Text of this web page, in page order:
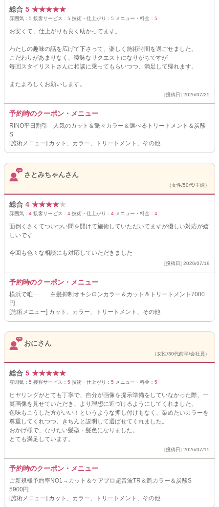
総合 5 ★★★★★
雰囲気： 5 接客サービス： 5 技術・仕上がり： 5 メニュー・料金： 5
お安くて、仕上がりも良く助かってます。
わたしの趣味の話を広げて下さって、楽しく施術時間を過ごせました。
こだわりがあまりなく、曖昧なリクエストになりがちですが
毎回スタイリストさんに相談に乗ってもらいつつ、満足して帰れます。
またよろしくお願いします。
[投稿日] 2026/07/25
予約時のクーポン・メニュー
RINO平日割引 人気のカット＆艶々カラー＆選べるトリートメント＆炭酸
S
[施術メニュー] カット、カラー、トリートメント、その他
さとみちゃんさん
（女性/50代/主婦）
総合 4 ★★★★★
雰囲気： 4 接客サービス： 4 技術・仕上がり： 4 メニュー・料金： 4
面倒くさくてついつい間を開けて施術していただいてますが優しい対応が嬉
しいです
今回も色々な相談にも対応していただきました
[投稿日] 2026/07/19
予約時のクーポン・メニュー
横浜で唯一 白髪抑制オキシロンカラー＆カット＆トリートメント7000
円
[施術メニュー] カット、カラー、トリートメント、その他
おにさん
（女性/30代前半/会社員）
総合 5 ★★★★★
雰囲気： 5 接客サービス： 5 技術・仕上がり： 5 メニュー・料金： 5
ヒヤリングがとても丁寧で、自分が画像を提示準備をしていなかった際、一
覧画像を見せていただき、より理想に近づけるようにしてくれました。
色味もこうした方がいい！というような押し付けもなく、染めたいカラーを
尊重してくれつつ、きちんと説明して選ばせてくれました。
おかげ様で、なりたい髪型・髪色になりました。
とても満足しています。
[投稿日] 2026/07/15
予約時のクーポン・メニュー
ご新規様予約率NO1→カット＆ケアプロ超音波TR＆艶カラー＆炭酸S
5900円
[施術メニュー] カット、カラー、トリートメント、その他